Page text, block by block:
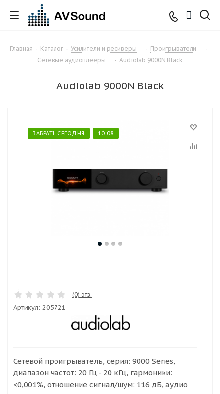
Главная - Каталог - Усилители и ресиверы - Проигрыватели
-
Сетевые аудиоплееры
- Audiolab 9000N Black
Audiolab 9000N Black
ЗАБРАТЬ СЕГОДНЯ 10.08
(0) отз.
Артикул: 205721
Сетевой проигрыватель, серия: 9000 Series,
диапазон частот: 20 Гц - 20 кГц, гармоники:
<0,001%, отношение сигнал/шум: 116 дБ, аудио